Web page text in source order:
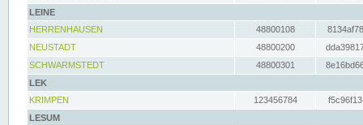
LEINE
HERRENHAUSEN
48800108
NEUSTADT
48800200
SCHWARMSTEDT
48800301
LEK
KRIMPEN
123456784
LESUM